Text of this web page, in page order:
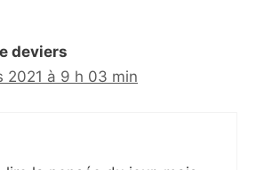
deviers
2021 à 9 h 03 min